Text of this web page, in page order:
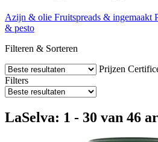
Azijn & olie Fruitspreads & ingemaakt
& pesto
Filteren & Sorteren
Prijzen
Filters
LaSelva: 1 - 30 van 46